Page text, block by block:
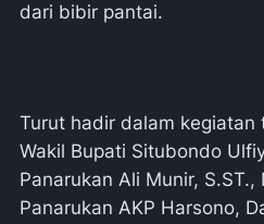
dari bibir pantai.
Turut hadir dalam kegiatan
Wakil Bupati Situbondo
Panarukan Ali Munir, S.ST.,
Panarukan AKP Harsono,